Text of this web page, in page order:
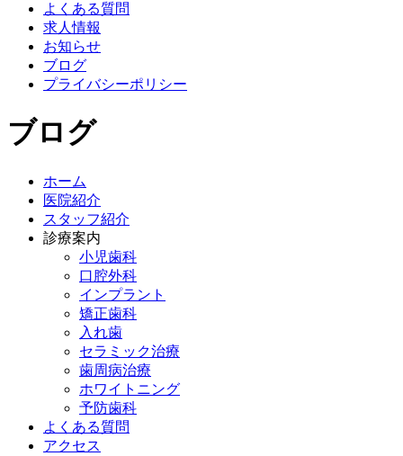
よくある質問
求人情報
お知らせ
ブログ
プライバシーポリシー
ブログ
ホーム
医院紹介
スタッフ紹介
診療案内
小児歯科
口腔外科
インプラント
矯正歯科
入れ歯
セラミック治療
歯周病治療
ホワイトニング
予防歯科
よくある質問
アクセス